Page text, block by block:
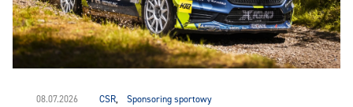
08.07.2026 CSR, Sponsoring sportowy